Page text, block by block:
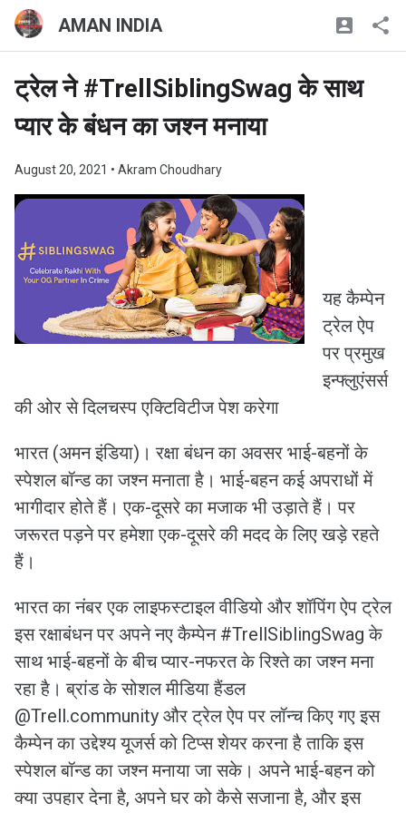
AMAN INDIA
ट्रेल ने #TrellSiblingSwag के साथ
प्यार के बंधन का जश्न मनाया
August 20, 2021 • Akram Choudhary
यह कैम्पेन
ट्रेल ऐप
पर प्रमुख
इन्फ्लुएंसर्स
की ओर से दिलचस्प एक्टिविटीज पेश करेगा
भारत (अमन इंडिया)। रक्षा बंधन का अवसर भाई-बहनों के
स्पेशल बॉन्ड का जश्न मनाता है। भाई-बहन कई अपराधों में
भागीदार होते हैं। एक-दूसरे का मजाक भी उड़ाते हैं। पर
जरूरत पड़ने पर हमेशा एक-दूसरे की मदद के लिए खड़े रहते
हैं।
भारत का नंबर एक लाइफस्टाइल वीडियो और शॉपिंग ऐप ट्रेल
इस रक्षाबंधन पर अपने नए कैम्पेन #TrellSiblingSwag के
साथ भाई-बहनों के बीच प्यार-नफरत के रिश्ते का जश्न मना
रहा है। ब्रांड के सोशल मीडिया हैंडल
@Trell.community और ट्रेल ऐप पर लॉन्च किए गए इस
कैम्पेन का उद्देश्य यूजर्स को टिप्स शेयर करना है ताकि इस
स्पेशल बॉन्ड का जश्न मनाया जा सके। अपने भाई-बहन को
क्या उपहार देना है, अपने घर को कैसे सजाना है, और इस